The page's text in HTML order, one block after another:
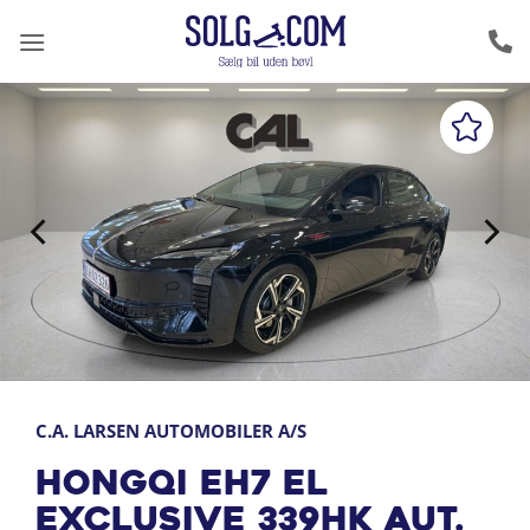
C.A. LARSEN AUTOMOBILER A/S
Hongqi EH7 EL
Exclusive 339HK Aut.